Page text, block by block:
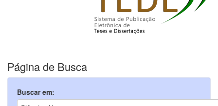
Página de Busca
Buscar em: